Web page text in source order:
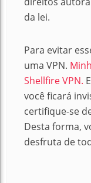
da lei.
Para evitar
uma VPN.
Shellfire VPN.
você ficará
certifique-se
Desta forma,
desfruta de